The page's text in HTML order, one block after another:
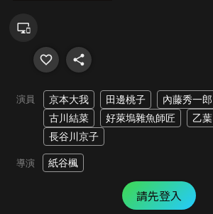
演員 京本大我 田邊桃子 內藤秀一郎
古川結菜
好萊塢雜魚師匠 乙葉
長谷川京子
導演 紙谷楓
請先登入